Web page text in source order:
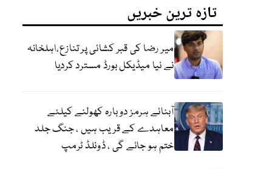
تازہ ترین خبریں
میر رضا کی قبر کشائی پر تنازع،اہلخانہ
نے نیا میڈیکل بورڈ مسترد کردیا
آبنائے ہرمز دوبارہ کھولنے کیلئے
معاہدے کے قریب ہیں ، جنگ جلد
ختم ہو جائے گی ، ڈونلڈ ٹرمپ